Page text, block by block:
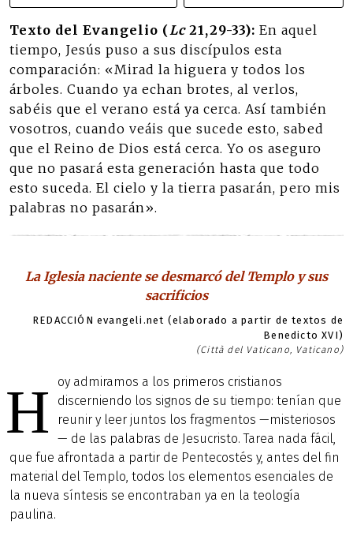
Texto del Evangelio (Lc21,29-33): En aquel
tiempo, Jesús puso a sus discípulos esta
comparación: «Mirad la higuera y todos los
árboles. Cuando ya echan brotes, al verlos,
sabéis que el verano está ya cerca. Así también
vosotros, cuando veáis que sucede esto, sabed
que el Reino de Dios está cerca. Yo os aseguro
que no pasará esta generación hasta que todo
esto suceda. El cielo y la tierra pasarán, pero mis
palabras no pasarán».
La Iglesia naciente se desmarcó del Templo y sus
sacrificios
REDACCIÓN evangeli.net (elaborado a partir de textos de
Benedicto XVI)
(Città del Vaticano, Vaticano)
H
oy admiramos a los primeros cristianos
discerniendo los signos de su tiempo: tenían que
reunir y leer juntos los fragmentos —misteriosos
— de las palabras de Jesucristo. Tarea nada fácil,
que fue afrontada a partir de Pentecostés y, antes del fin
material del Templo, todos los elementos esenciales de
la nueva síntesis se encontraban ya en la teología
paulina.